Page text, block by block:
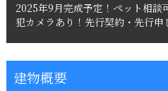
2025年9月完成予定！ペット相
犯カメラあり！先行契約・先行申
建物概要